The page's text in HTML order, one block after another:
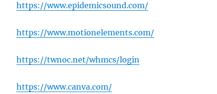
https://www.epidemicsound.com/
https://www.motionelements.com/
https://twnoc.net/whmcs/login
https://www.canva.com/